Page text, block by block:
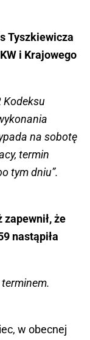
Tyszkiewicza
i Krajowego
Kodeksu
na sobotę
termin
tym dniu”.
że
nastąpiła
w obecnej